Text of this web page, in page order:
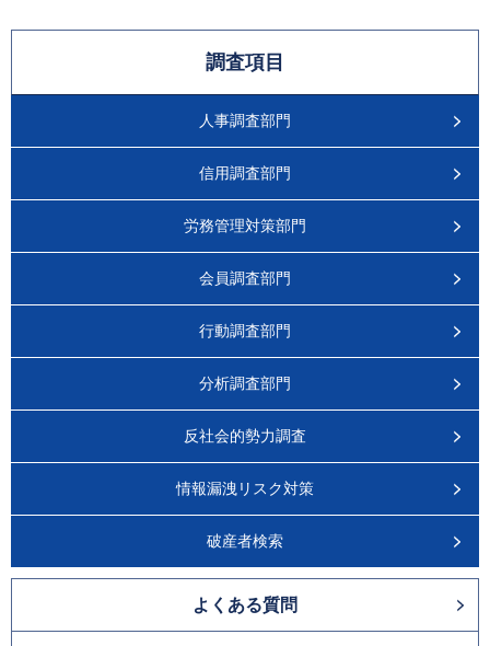
調査項目
人事調査部門
信用調査部門
労務管理対策部門
会員調査部門
行動調査部門
分析調査部門
反社会的勢力調査
情報漏洩リスク対策
破産者検索
よくある質問